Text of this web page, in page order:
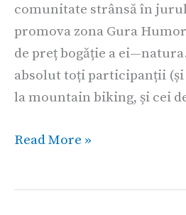
comunitate strânsă în
promova zona Gura
de preț bogăție a
absolut toți participanții (și
la mountain biking, și cei
Read More »